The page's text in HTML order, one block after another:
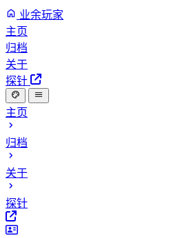
业余玩家
主页
归档
关于
探针
主页
归档
关于
探针